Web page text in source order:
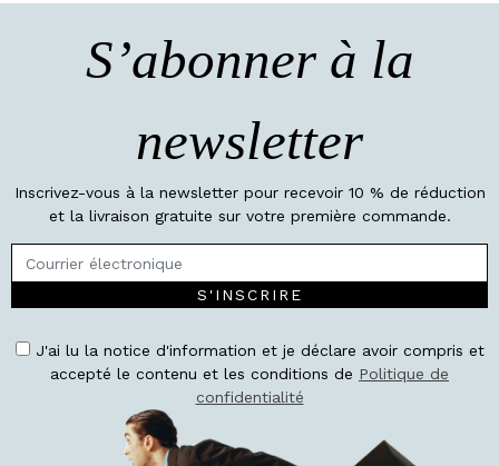
S’abonner à la
newsletter
Inscrivez-vous à la newsletter pour recevoir 10 % de réduction
et la livraison gratuite sur votre première commande.
S'INSCRIRE
J'ai lu la notice d'information et je déclare avoir compris et
accepté le contenu et les conditions de Politique de
confidentialité